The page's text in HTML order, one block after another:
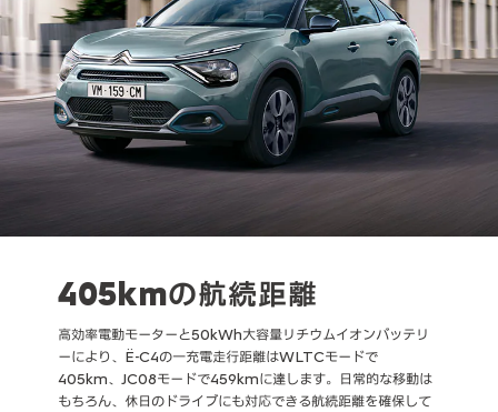
405kmの航続距離
高効率電動モーターと50kWh大容量リチウムイオンバッテリ
ーにより、Ë-C4の一充電走行距離はWLTCモードで
405km、JC08モードで459kmに達します。日常的な移動は
もちろん、休日のドライブにも対応できる航続距離を確保して